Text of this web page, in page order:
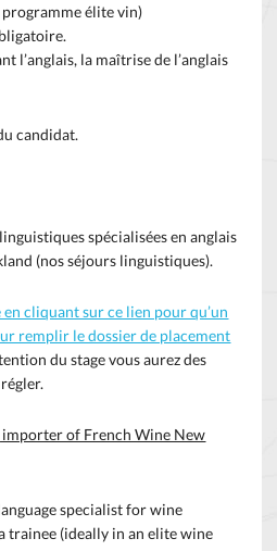
élite vin)
l’anglais, la maîtrise de l’anglais
candidat.
spécialisées en anglais
(nos séjours linguistiques).
cliquant sur ce lien pour qu’un
remplir le dossier de placement
du stage vous aurez des
importer of French Wine New
specialist for wine
trainee (ideally in an elite wine